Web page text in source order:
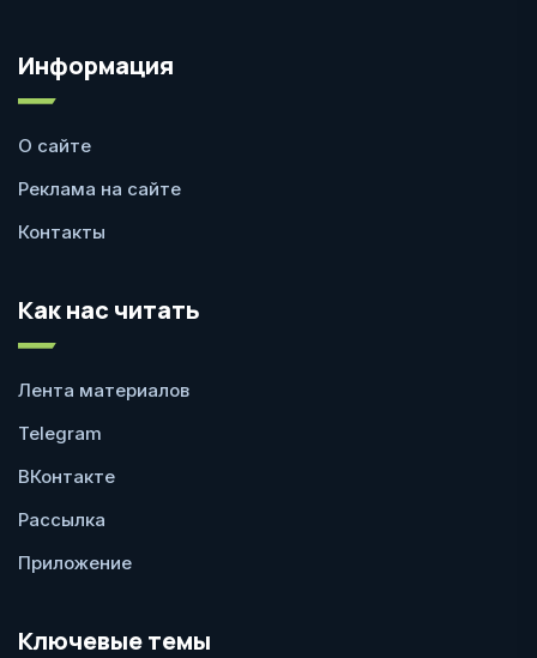
Информация
О сайте
Реклама на сайте
Контакты
Как нас читать
Лента материалов
Telegram
ВКонтакте
Рассылка
Приложение
Ключевые темы